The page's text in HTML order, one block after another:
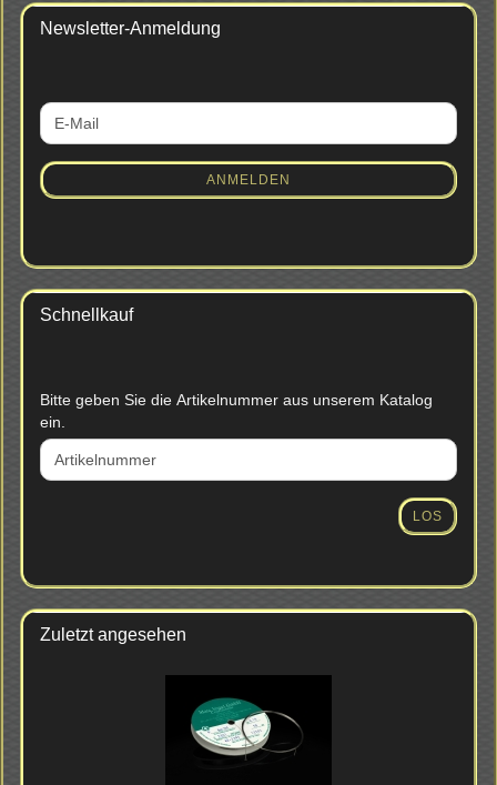
Newsletter-Anmeldung
WEITER
ZUR
ANMELDUNG
E-
Mail
ANMELDEN
Schnellkauf
BITTE
GEBEN
SIE
DIE
Bitte geben Sie die Artikelnummer aus unserem Katalog
ein.
LOS
Zuletzt angesehen